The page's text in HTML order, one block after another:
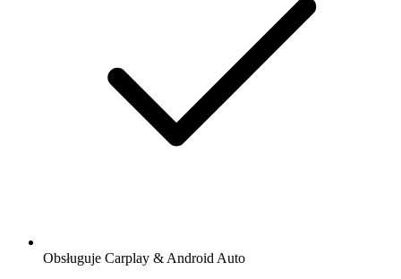
Obsługuje Carplay & Android Auto